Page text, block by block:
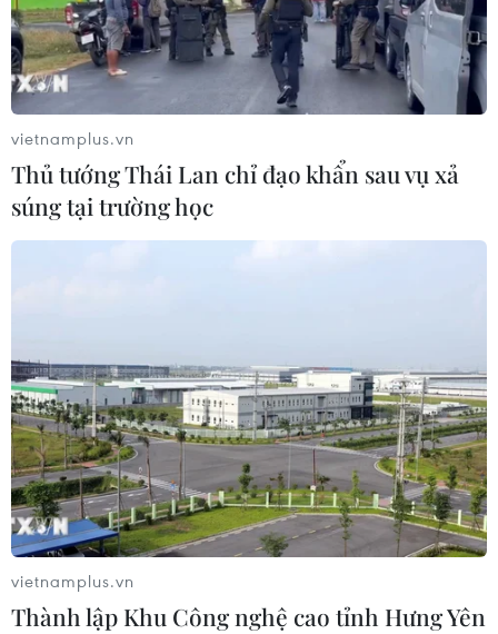
Vì sao Google khiến Mỹ và
EU đối đầu về chủ quyền số?
04/08/2026 04:13
Máy bay chở khách nội địa đầu tiên
của Nga hoàn tất chuyến bay thử
nghiệm
niên hạn ở Pháp
04/08/2026 01:03
Ukraine tiếp tục dội UAV vào
kho hàng của nền tảng bán lẻ lớn tại
03/08/2026 15:02
vietnamplus.vn
Thủ tướng Thái Lan chỉ đạo khẩn sau vụ xả
súng tại trường học
vietnamplus.vn
Thành lập Khu Công nghệ cao tỉnh Hưng Yên